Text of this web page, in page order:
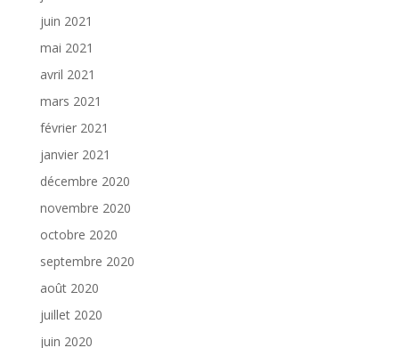
juin 2021
mai 2021
avril 2021
mars 2021
février 2021
janvier 2021
décembre 2020
novembre 2020
octobre 2020
septembre 2020
août 2020
juillet 2020
juin 2020